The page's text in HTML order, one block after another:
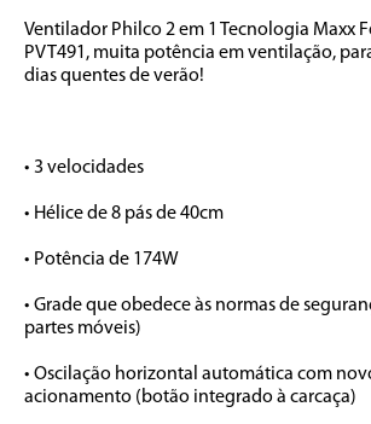
Ventilador Philco 2 em 1 Tecnologia Maxx
PVT491, muita potência em ventilação,
dias quentes de verão!
• 3 velocidades
• Hélice de 8 pás de 40cm
• Potência de 174W
• Grade que obedece às normas de
partes móveis)
• Oscilação horizontal automática com
acionamento (botão integrado à carcaça)